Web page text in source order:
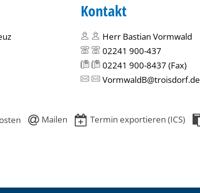
Kontakt
Herr Bastian Vormwald
02241 900-437
02241 900-8437 (Fax)
VormwaldB@troisdorf.de
Mailen Termin exportieren (ICS)